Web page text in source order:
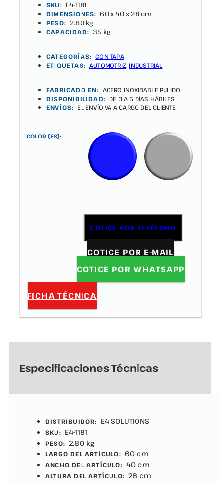
SKU: E4-1181
DIMENSIONES: 60 x 40 x 28 cm
PESO: 2.80 kg
CAPACIDAD: 35 kg
CATEGORÍAS: CON TAPA
ETIQUETAS: AUTOMOTRIZ, INDUSTRIAL
FABRICADO EN: ACERO INOXIDABLE PULIDO
DISPONIBILIDAD: DE 3 A 5 DÍAS HÁBILES
ENVÍOS: EL ENVÍO VA A CARGO DEL CLIENTE
COLOR (ES):
COTICE POR TELÉFONO
COTICE POR E-MAIL
COTICE POR WHATSAPP
FICHA TÉCNICA
Especificaciones Técnicas
DISTRIBUIDOR: E4 SOLUTIONS
SKU: E4-1181
PESO: 2.80 kg
LARGO DEL ARTÍCULO: 60 cm
ANCHO DEL ARTÍCULO: 40 cm
ALTURA DEL ARTÍCULO: 28 cm